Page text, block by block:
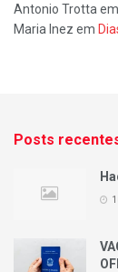
Antonio Trotta em
Maria Inez em
Posts